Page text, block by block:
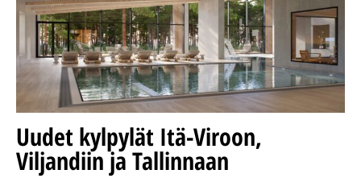
Uudet kylpylät Itä-Viroon,
Viljandiin ja Tallinnaan